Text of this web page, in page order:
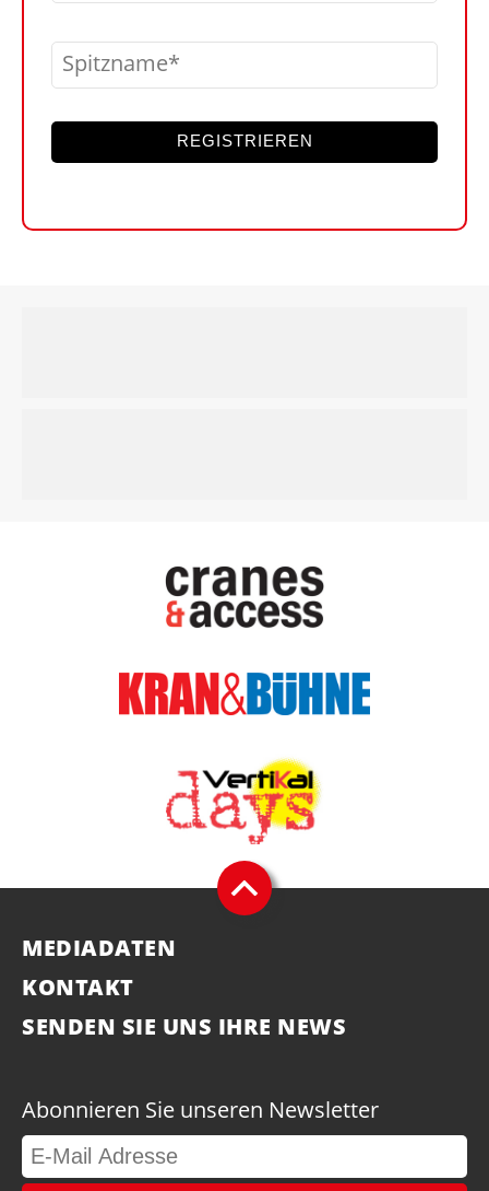
Spitzname
REGISTRIEREN
MEDIADATEN
KONTAKT
SENDEN SIE UNS IHRE NEWS
Abonnieren Sie unseren Newsletter